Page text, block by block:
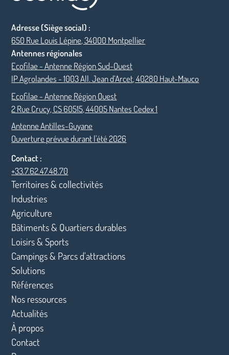
Adresse (Siège social) :
650 Rue Louis Lépine, 34000 Montpellier
Antennes régionales
Ecofilae - Antenne Région Sud-Ouest
IP Agrolandes - 1003 All. Jean d’Arcet, 40280 Haut-Mauco
Ecofilae - Antenne Région Ouest
2 Rue Crucy, CS 60515, 44005 Nantes Cedex 1
Antenne Antilles-Guyane
Ouverture prévue durant l'été 2026
Contact :
+33.7.62.47.48.70
Territoires & collectivités
Industries
Agriculture
Bâtiments & Quartiers durables
Loisirs & Sports
Campings & Parcs d'attractions
Solutions
Références
Nos ressources
Actualités
À propos
Contact